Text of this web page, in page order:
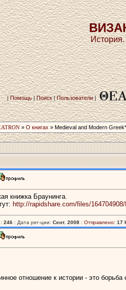
|Помощь|Поиск|Пользователи|
» О книгах » Medieval and Modern Greek*
книжка Браунинга.
http://rapidshare.com/files/
246: Дата рег-ции: Сент. 2008: Отправлено: 17
отношение к истории - это борьба